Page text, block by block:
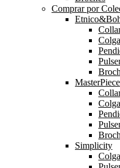
Comprar por
MasterPiece
Simplicity